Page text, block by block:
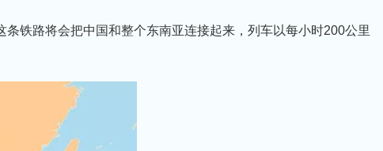
铁路将会把中国和整个东南亚连接起来，列车以每小时200公里